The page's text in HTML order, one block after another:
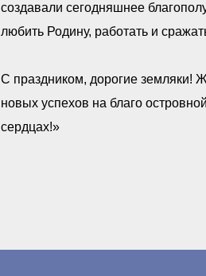
создавали сегодняшнее
любить Родину, работать и
С праздником, дорогие земляки!
новых успехов на благо
сердцах!»